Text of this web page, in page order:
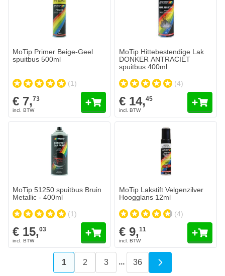
MoTip Primer Beige-Geel
spuitbus 500ml
(1)
€ 7,73
MoTip Hittebestendige Lak
DONKER ANTRACIET
spuitbus 400ml
(4)
€ 14,45
MoTip 51250 spuitbus Bruin
Metallic - 400ml
(1)
€ 15,03
MoTip Lakstift Velgenzilver
Hoogglans 12ml
(4)
€ 9,11
U lees momenteel pagina
1 Pagina
2 Pagina
3 ... Pagina
36